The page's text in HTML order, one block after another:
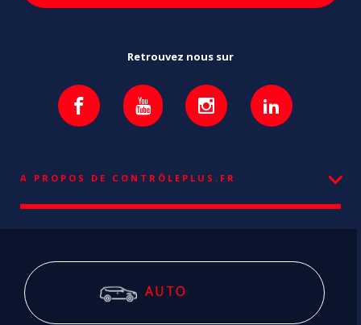
Retrouvez nous sur
A PROPOS DE CONTRÔLEPLUS.FR
AUTO